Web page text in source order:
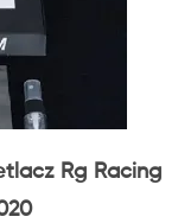
Rg Racing